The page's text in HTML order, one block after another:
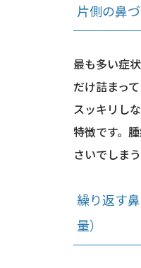
片側の鼻
最も多い症
だけ詰まっ
スッキリし
特徴です。
さいでしま
繰り返す
量）